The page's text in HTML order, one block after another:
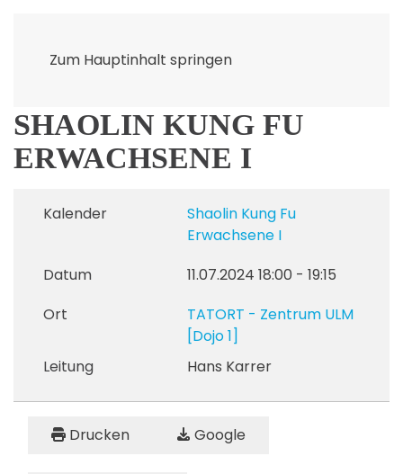
Zum Hauptinhalt springen
SHAOLIN KUNG FU
ERWACHSENE I
Kalender
Shaolin Kung Fu
Erwachsene I
Datum
11.07.2024 18:00 - 19:15
Ort
TATORT - Zentrum ULM
[Dojo 1]
Leitung
Hans Karrer
Drucken Google